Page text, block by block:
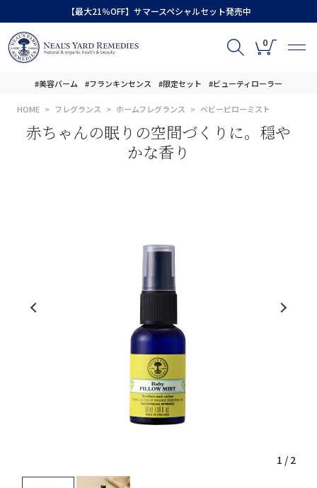
【最大21％OFF】サマースペシャルセット発売中
0
#美容バーム #フランキンセンス #限定セット #ビューティローラー
HOME フレグランス ホームフレグランス ベビーピローミスト
赤ちゃんの眠りの空間づくりに。穏や
かな香り
1 / 2